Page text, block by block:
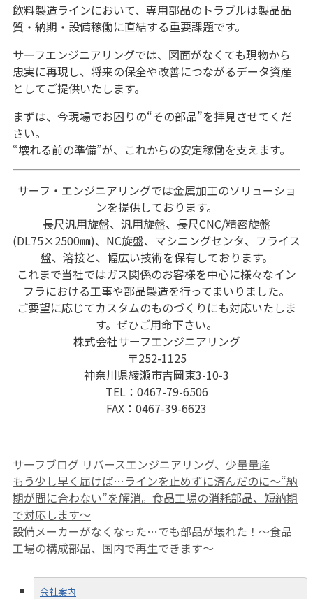
飲料製造ラインにおいて、専用部品のトラブルは製品品
質・納期・設備稼働に直結する重要課題です。
サーフエンジニアリングでは、図面がなくても現物から
忠実に再現し、将来の保全や改善につながるデータ資産
としてご提供いたします。
まずは、今現場でお困りの“その部品”を拝見させてくだ
さい。
“壊れる前の準備”が、これからの安定稼働を支えます。
サーフ・エンジニアリングでは金属加工のソリューショ
ンを提供しております。
長尺汎用旋盤、汎用旋盤、長尺CNC/精密旋盤
(DL75×2500㎜)、NC旋盤、マシニングセンタ、フライス
盤、溶接と、幅広い技術を保有しております。
これまで当社ではガス関係のお客様を中心に様々なイン
フラにおける工事や部品製造を行ってまいりました。
ご要望に応じてカスタムのものづくりにも対応いたしま
す。ぜひご用命下さい。
株式会社サーフエンジニアリング
〒252-1125
神奈川県綾瀬市吉岡東3-10-3
TEL：0467-79-6506
FAX：0467-39-6623
カ
テ
ゴ
リ
ー
サーフブログ タ
グ
リバースエンジニアリング、 少量量産
もう少し早く届けば…ラインを止めずに済んだのに〜“納
期が間に合わない”を解消。食品工場の消耗部品、短納期
で対応します〜
設備メーカーがなくなった…でも部品が壊れた！〜食品
工場の構成部品、国内で再生できます〜
会社案内